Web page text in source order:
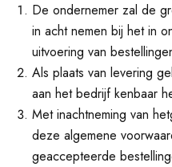
De ondernemer zal de
in acht nemen bij het in
uitvoering van
Als plaats van levering
aan het bedrijf kenbaar
Met inachtneming van
deze algemene
geaccepteerde